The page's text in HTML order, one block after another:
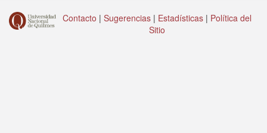
Contacto | Sugerencias | Estadísticas | Política del
Sitio